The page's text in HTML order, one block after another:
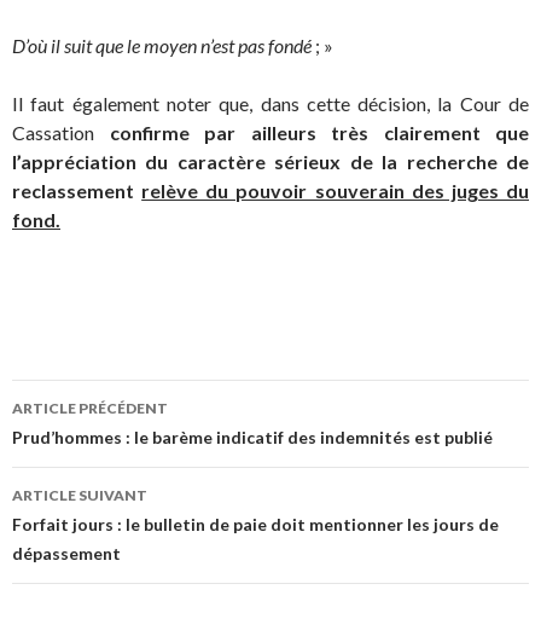
D’où il suit que le moyen n’est pas fondé ; »
Il faut également noter que, dans cette décision, la Cour de
Cassation confirme par ailleurs très clairement que
l’appréciation du caractère sérieux de la recherche de
reclassement relève du pouvoir souverain des juges du
fond.
Navigation
des
articles
ARTICLE PRÉCÉDENT
Prud’hommes : le barème indicatif des indemnités est publié
ARTICLE SUIVANT
Forfait jours : le bulletin de paie doit mentionner les jours de
dépassement